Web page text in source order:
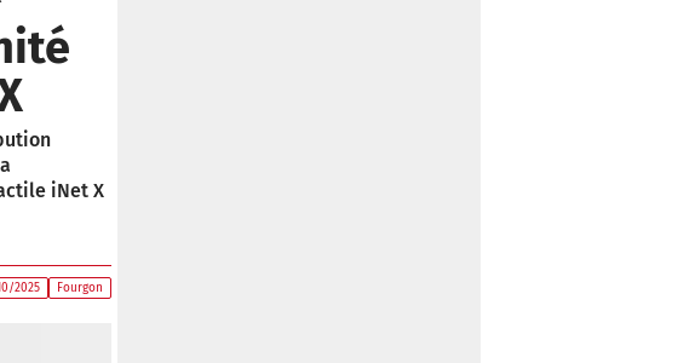
iNet X
2025 Fourgon